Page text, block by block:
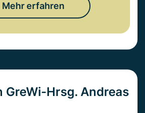
Mehr erfahren
GreWi-Hrsg. Andreas